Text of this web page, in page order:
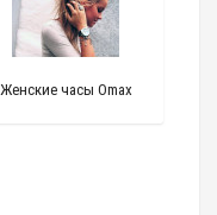
Женские часы Omax